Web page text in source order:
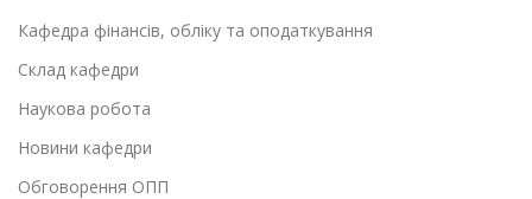
Кафедра фінансів, обліку та оподаткування
Склад кафедри
Наукова робота
Новини кафедри
Обговорення ОПП